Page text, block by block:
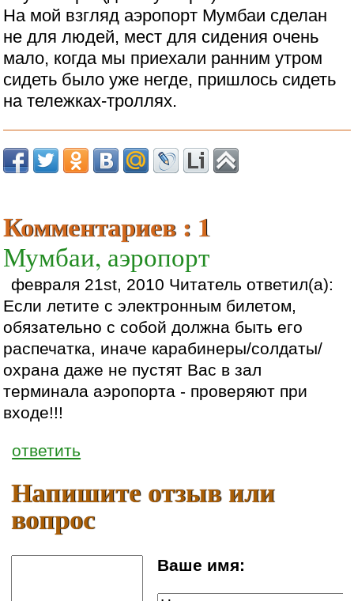
На мой взгляд аэропорт Мумбаи сделан
не для людей, мест для сидения очень
мало, когда мы приехали ранним утром
сидеть было уже негде, пришлось сидеть
на тележках-троллях.
Комментариев : 1
Мумбаи, аэропорт
февраля 21st, 2010 Читатель ответил(а):
Если летите с электронным билетом,
обязательно с собой должна быть его
распечатка, иначе карабинеры/солдаты/
охрана даже не пустят Вас в зал
терминала аэропорта - проверяют при
входе!!!
ответить
Напишите отзыв или
вопрос
Ваше имя: